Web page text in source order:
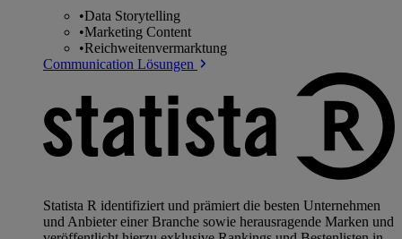
•Data Storytelling
•Marketing Content
•Reichweitenvermarktung
Communication Lösungen
Statista R identifiziert und prämiert die besten Unternehmen
und Anbieter einer Branche sowie herausragende Marken und